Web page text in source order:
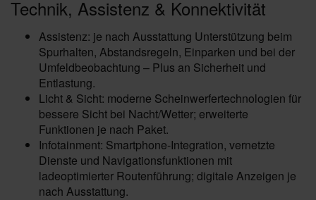
Technik, Assistenz & Konnektivität
Assistenz: je nach Ausstattung Unterstützung beim
Spurhalten, Abstandsregeln, Einparken und bei der
Umfeldbeobachtung – Plus an Sicherheit und
Entlastung.
Licht & Sicht: moderne Scheinwerfertechnologien für
bessere Sicht bei Nacht/Wetter; erweiterte
Funktionen je nach Paket.
Infotainment: Smartphone-Integration, vernetzte
Dienste und Navigationsfunktionen mit
ladeoptimierter Routenführung; digitale Anzeigen je
nach Ausstattung.